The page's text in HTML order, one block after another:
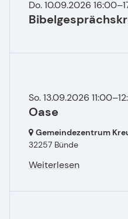
Do. 10.09.2026
So. 13.09.2026
Oase
Gemeindezentrum
32257 Bünde
Weiterlesen